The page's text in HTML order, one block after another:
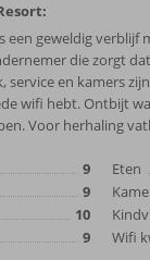
een geweldig verblijf
die zorgt
service en kamers
wifi hebt. Ontbijt
Voor herhaling
9
9
10
9
Eten
Wifi